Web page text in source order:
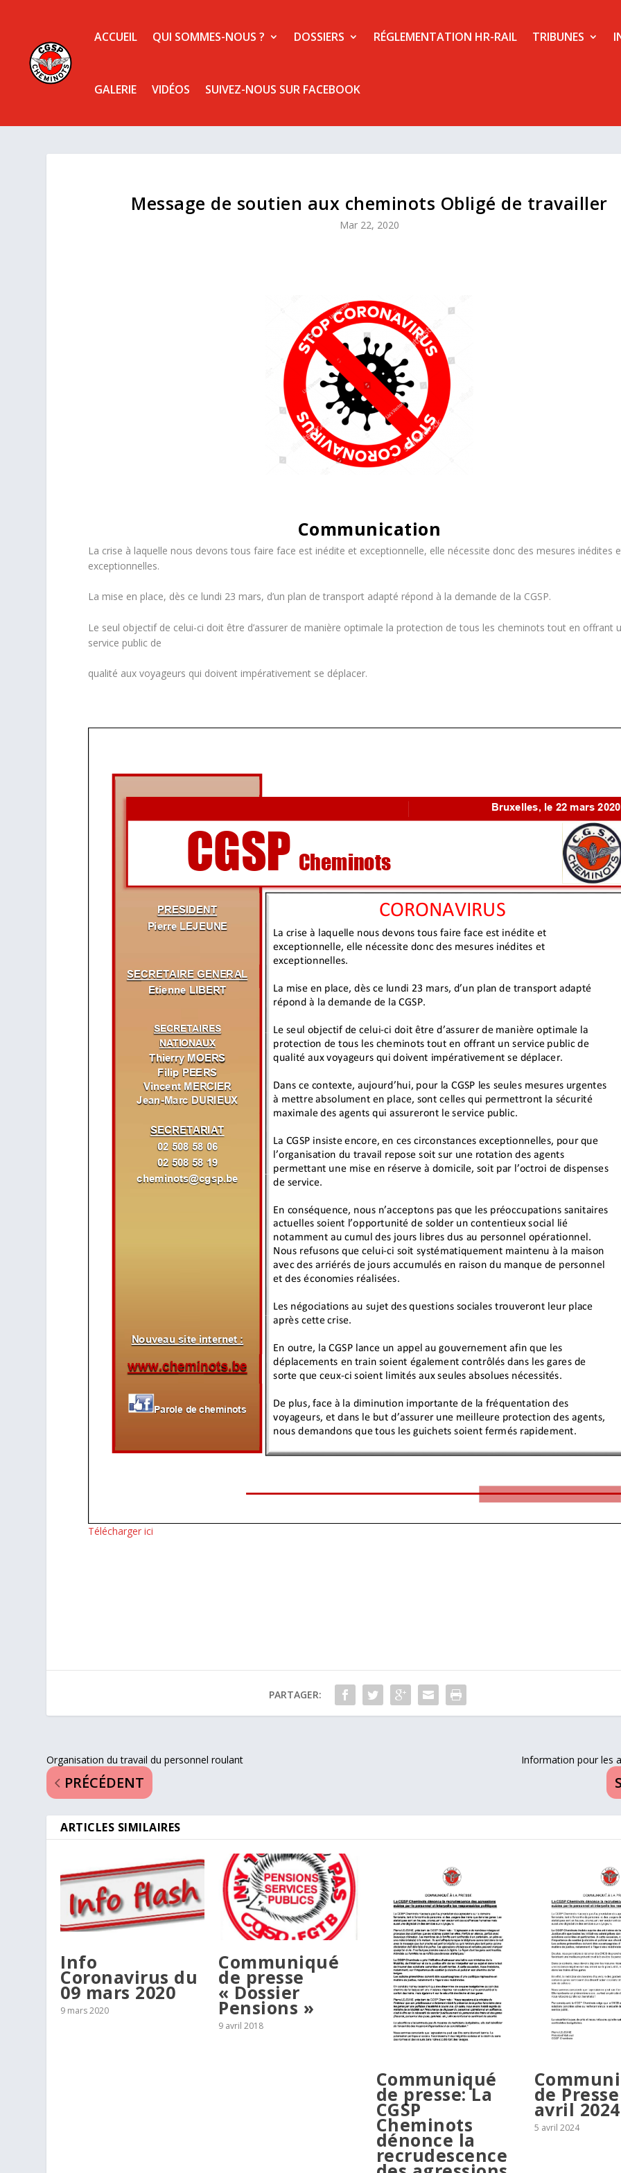
ACCUEIL QUI SOMMES-NOUS ? DOSSIERS RÉGLEMENTATION HR-RAIL TRIBUNES
GALERIE VIDÉOS SUIVEZ-NOUS SUR FACEBOOK
Message de soutien aux cheminots Obligé de travailler
Mar 22, 2020
Communication
La crise à laquelle nous devons tous faire face est inédite et exceptionnelle, elle nécessite donc des mesures inédites
exceptionnelles.
La mise en place, dès ce lundi 23 mars, d’un plan de transport adapté répond à la demande de la CGSP.
Le seul objectif de celui-ci doit être d’assurer de manière optimale la protection de tous les cheminots tout en offrant
service public de
qualité aux voyageurs qui doivent impérativement se déplacer.
Télécharger ici
PARTAGER:
Organisation du travail du personnel roulant
PRÉCÉDENT
Information pour les
ARTICLES SIMILAIRES
Info
Coronavirus du
09 mars 2020
9 mars 2020
Communiqué
de presse
« Dossier
Pensions »
9 avril 2018
Communiqué
de presse: La
CGSP
Cheminots
dénonce la
recrudescence
de
avril 2024
5 avril 2024